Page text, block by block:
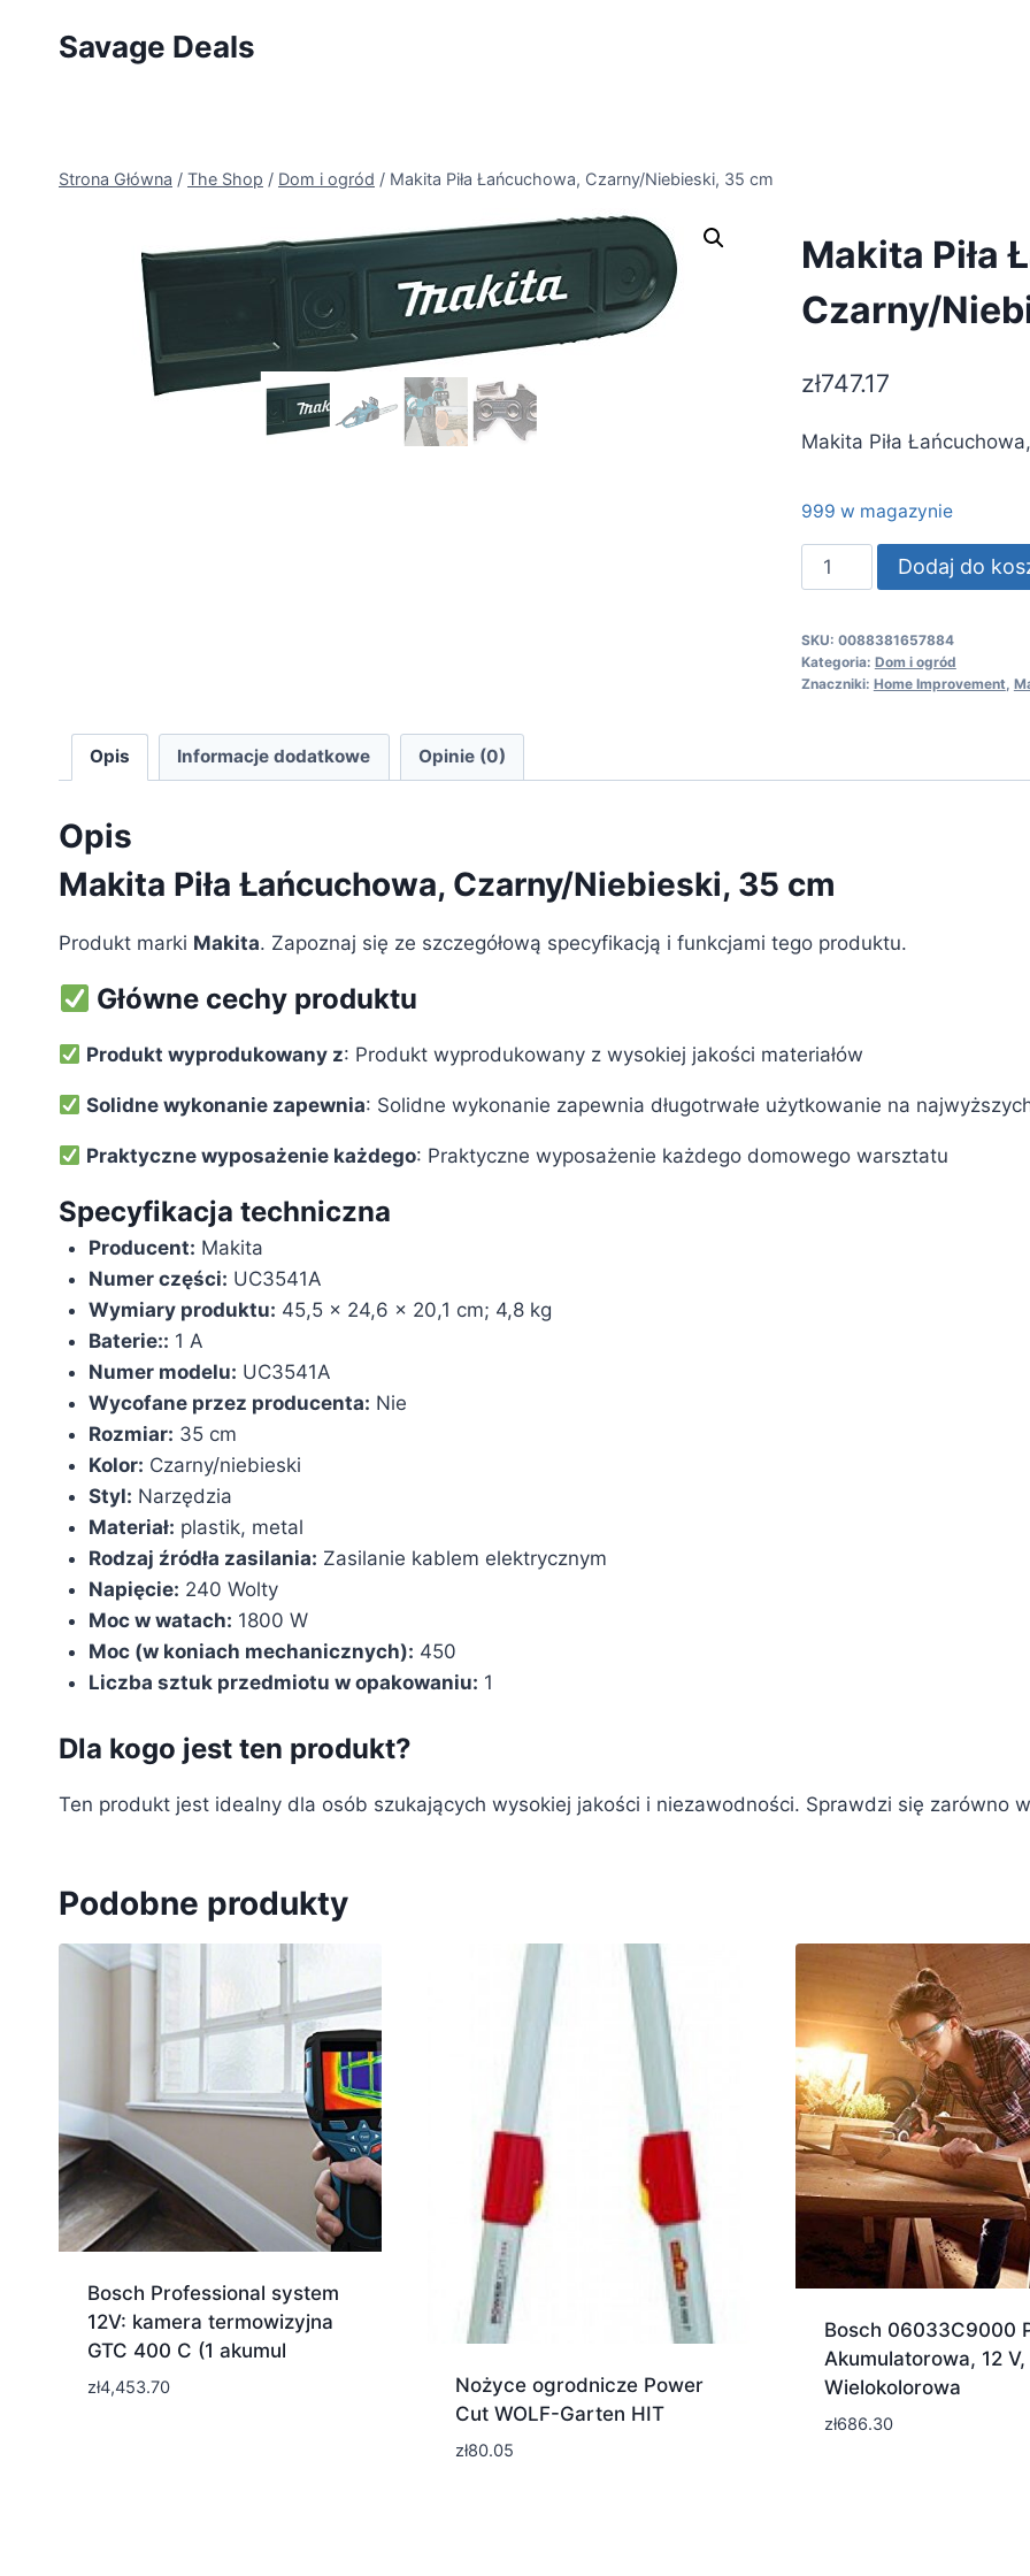
Savage Deals
Strona Główna / The Shop / Dom i ogród / Makita Piła Łańcuchowa, Czarny/Niebieski, 35 cm
Makita Piła
Czarny/
zł747.17
Makita Piła
999 w magazynie
ilość
Makita
Łańcuchowa,
Czarny/Niebieski,
Dodaj do
SKU: 0088381657884
Kategoria: Dom i ogród
Znaczniki: Home Improvement
Opis Informacje dodatkowe Opinie (0)
Opis
Makita Piła Łańcuchowa, Czarny/Niebieski, 35 cm
Produkt marki Makita. Zapoznaj się ze szczegółową specyfikacją i funkcjami tego produktu.
Główne cechy produktu
Produkt wyprodukowany z: Produkt wyprodukowany z wysokiej jakości materiałów
Solidne wykonanie zapewnia: Solidne wykonanie zapewnia długotrwałe użytkowanie na
Praktyczne wyposażenie każdego: Praktyczne wyposażenie każdego domowego warsztatu
Specyfikacja techniczna
Producent: ‎Makita
Numer części: ‎UC3541A
Wymiary produktu: ‎45,5 x 24,6 x 20,1 cm; 4,8 kg
Baterie:: ‎1 A
Numer modelu: ‎UC3541A
Wycofane przez producenta: ‎Nie
Rozmiar: ‎35 cm
Kolor: ‎Czarny/niebieski
Styl: ‎Narzędzia
Materiał: ‎plastik, metal
Rodzaj źródła zasilania: ‎Zasilanie kablem elektrycznym
Napięcie: ‎240 Wolty
Moc w watach: ‎1800 W
Moc (w koniach mechanicznych): ‎450
Liczba sztuk przedmiotu w opakowaniu: ‎1
Dla kogo jest ten produkt?
Ten produkt jest idealny dla osób szukających wysokiej jakości i niezawodności. Sprawdzi się zarówno
Podobne produkty
Bosch Professional system
12V: kamera termowizyjna
GTC 400 C (1 akumul
zł4,453.70
Nożyce ogrodnicze Power
Cut WOLF-Garten HIT
zł80.05
Bosch 06033C9000
Akumulatorowa, 12 V,
Wielokolorowa
zł686.30